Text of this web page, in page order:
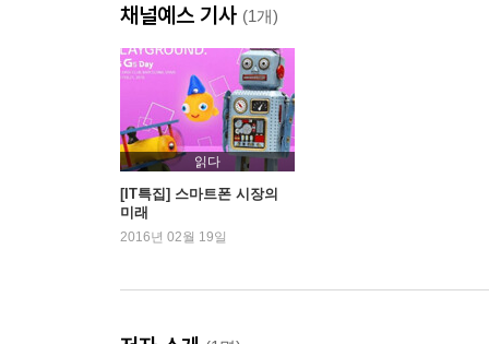
백그라운드 스레드에서 그리기를 수행함으로써
__22.1 필터
__22.2 변환
__22.3 SurfaceView
23장. 애니메이션
애니메이션으로 동적인 화면을 구성하는 방법을
__23.1 애니메이션
__23.2 레이아웃 애니메이션
채널예스 기사 (1개)
읽다
[IT특집] 스마트폰 시장의
미래
2016년 02월 19일